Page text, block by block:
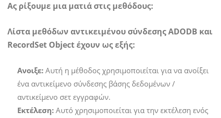
Ας ρίξουμε μια ματιά στις μεθόδους:
Λίστα μεθόδων αντικειμένου σύνδεσης ADODB και
RecordSet Object έχουν ως εξής:
Ανοιξε: Αυτή η μέθοδος χρησιμοποιείται για να ανοίξει
ένα αντικείμενο σύνδεσης βάσης δεδομένων /
αντικείμενο σετ εγγραφών.
Εκτέλεση: Αυτό χρησιμοποιείται για την εκτέλεση ενός